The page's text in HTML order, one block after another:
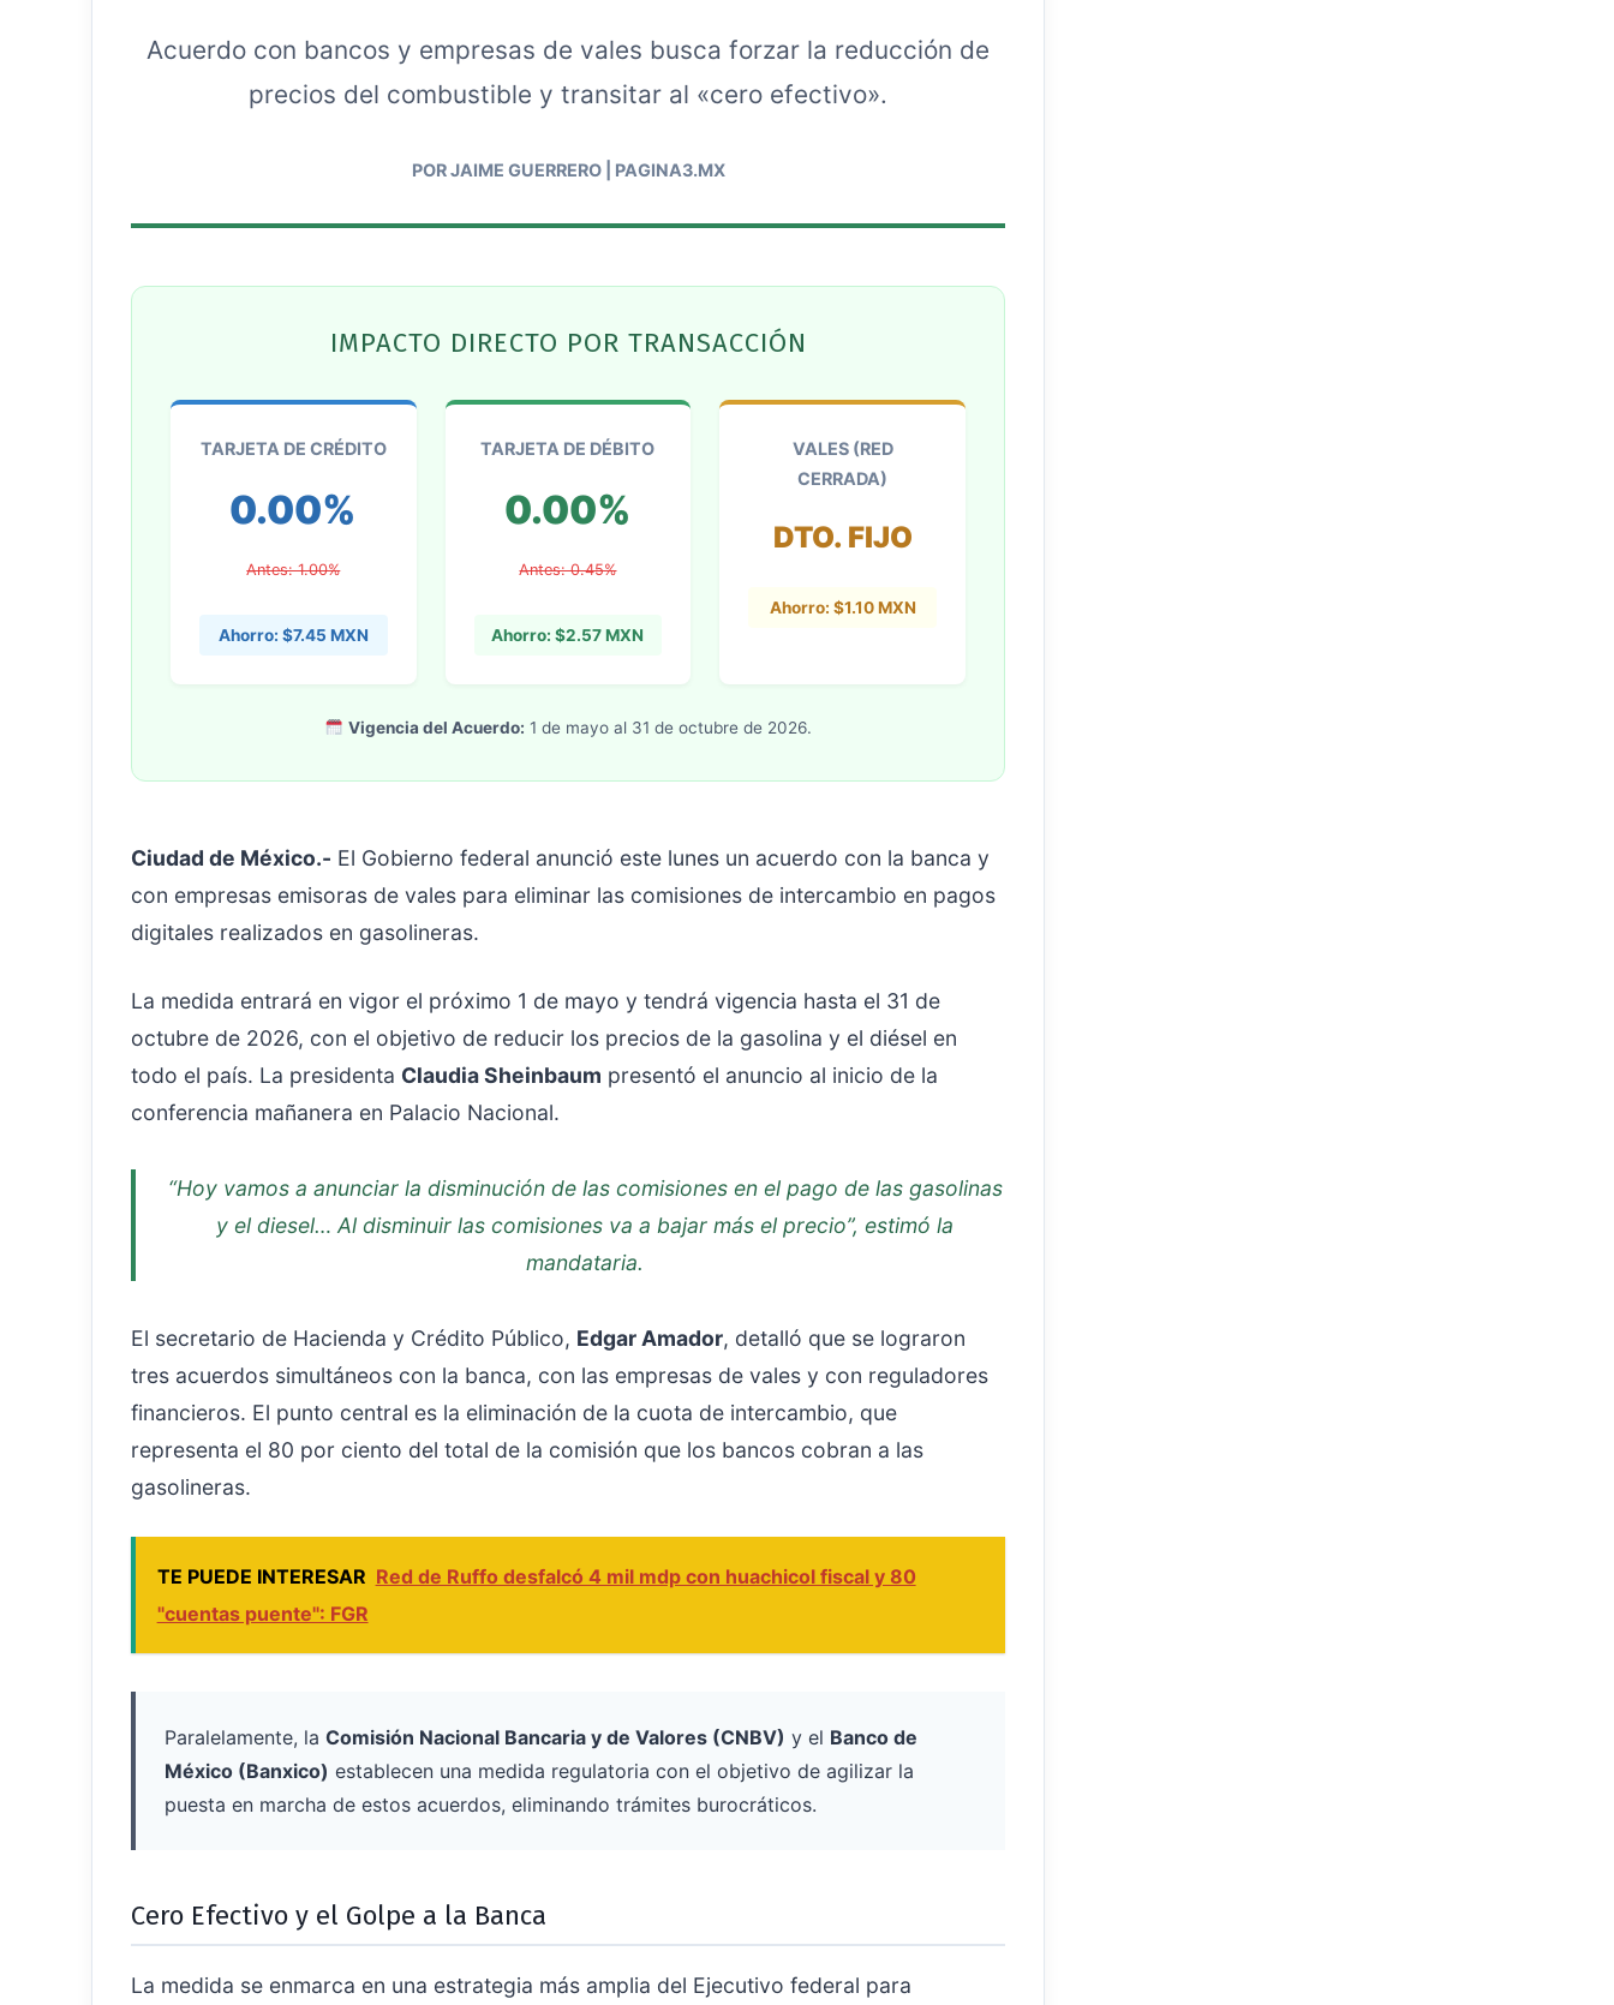
Acuerdo con bancos y empresas de vales busca forzar la reducción de
precios del combustible y transitar al «cero efectivo».
POR JAIME GUERRERO | PAGINA3.MX
IMPACTO DIRECTO POR TRANSACCIÓN
TARJETA DE CRÉDITO
0.00%
Antes: 1.00%
Ahorro: $7.45 MXN
TARJETA DE DÉBITO
0.00%
Antes: 0.45%
Ahorro: $2.57 MXN
VALES (RED
CERRADA)
DTO. FIJO
Ahorro: $1.10 MXN
Vigencia del Acuerdo: 1 de mayo al 31 de octubre de 2026.
Ciudad de México.- El Gobierno federal anunció este lunes un acuerdo con la banca y
con empresas emisoras de vales para eliminar las comisiones de intercambio en pagos
digitales realizados en gasolineras.
La medida entrará en vigor el próximo 1 de mayo y tendrá vigencia hasta el 31 de
octubre de 2026, con el objetivo de reducir los precios de la gasolina y el diésel en
todo el país. La presidenta Claudia Sheinbaum presentó el anuncio al inicio de la
conferencia mañanera en Palacio Nacional.
“Hoy vamos a anunciar la disminución de las comisiones en el pago de las gasolinas
y el diesel… Al disminuir las comisiones va a bajar más el precio”, estimó la
mandataria.
El secretario de Hacienda y Crédito Público, Edgar Amador, detalló que se lograron
tres acuerdos simultáneos con la banca, con las empresas de vales y con reguladores
financieros. El punto central es la eliminación de la cuota de intercambio, que
representa el 80 por ciento del total de la comisión que los bancos cobran a las
gasolineras.
TE PUEDE INTERESAR Red de Ruffo desfalcó 4 mil mdp con huachicol fiscal y 80
"cuentas puente": FGR
Paralelamente, la Comisión Nacional Bancaria y de Valores (CNBV) y el Banco de
México (Banxico) establecen una medida regulatoria con el objetivo de agilizar la
puesta en marcha de estos acuerdos, eliminando trámites burocráticos.
Cero Efectivo y el Golpe a la Banca
La medida se enmarca en una estrategia más amplia del Ejecutivo federal para